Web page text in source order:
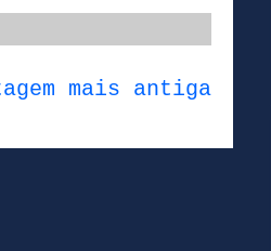
mais antiga